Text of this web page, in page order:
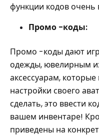
функции кодов очень
Промо -коды:
Промо -коды дают
одежды, ювелирным
аксессуарам,
настройки своего
сделать, это ввести
вашем инвентаре!
приведены на